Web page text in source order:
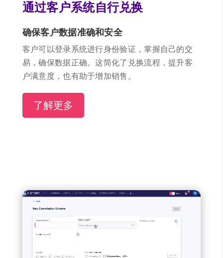
通过客户系统自行兑换
确保客户数据准确和安全
客户可以登录系统进行身份验证，掌握自己的交
易，确保数据正确。这简化了兑换流程，提升客
户满意度，也有助于增加销售。
了解更多